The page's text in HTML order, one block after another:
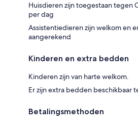
Huisdieren zijn toegestaan tegen
per dag
Assistentiedieren zijn welkom en
aangerekend
Kinderen en extra bedden
Kinderen zijn van harte welkom.
Er zijn extra bedden beschikbaar
Betalingsmethoden